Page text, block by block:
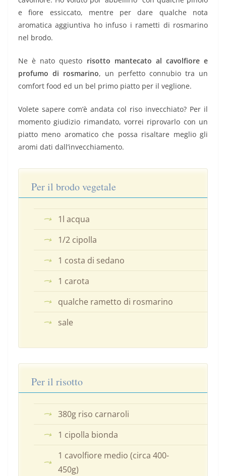
e fiore essiccato, mentre per dare qualche nota
aromatica aggiuntiva ho infuso i rametti di rosmarino
nel brodo.
Ne è nato questo risotto mantecato al cavolfiore e
profumo di rosmarino, un perfetto connubio tra un
comfort food ed un bel primo piatto per il veglione.
Volete sapere com’è andata col riso invecchiato? Per il
momento giudizio rimandato, vorrei riprovarlo con un
piatto meno aromatico che possa risaltare meglio gli
aromi dati dall’invecchiamento.
Per il brodo vegetale
1l acqua
1/2 cipolla
1 costa di sedano
1 carota
qualche rametto di rosmarino
sale
Per il risotto
380g riso carnaroli
1 cipolla bionda
1 cavolfiore medio (circa 400-
450g)